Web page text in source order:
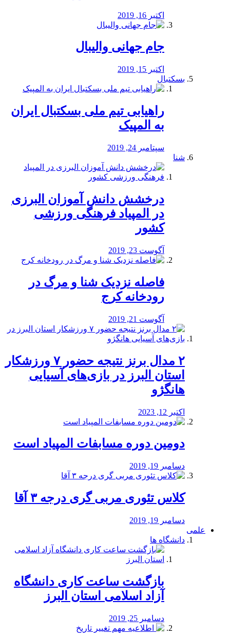
اکتبر 16, 2019
جام جهانی والیبال
اکتبر 15, 2019
بسکتبال
راهیابی تیم ملی بسکتبال ایران
به المپیک
سپتامبر 24, 2019
شنا
درخشش دانش آموزان البرزی
در المپیاد فرهنگی ورزشی
کشور
آگوست 23, 2019
️فاصله نزدیک شنا و مرگ در
رودخانه کرج
آگوست 21, 2019
۲ مدال برنز نتیجه حضور ۷ ورزشکار
استان البرز در بازی‌های آسیایی
هانگژو
اکتبر 12, 2023
دومین دوره مسابفات المپیاد است
دسامبر 19, 2019
کلاس تئوری مربی گری درجه ۳ آقا
دسامبر 19, 2019
علمی
دانشگاه ها
بازگشت ساعت کاری دانشگاه
آزاد اسلامی استان البرز
دسامبر 25, 2019